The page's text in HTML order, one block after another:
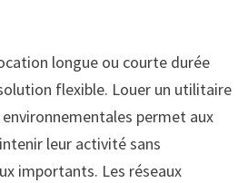
longue ou courte durée
flexible. Louer un utilitaire
permet aux
leur activité sans
importants. Les réseaux